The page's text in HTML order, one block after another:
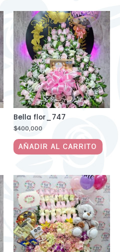
Bella flor_747
$400,000
AÑADIR AL CARRITO